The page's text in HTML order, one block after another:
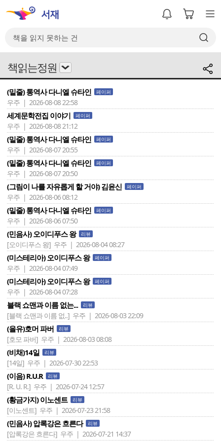
책읽는정원
(밑줄) 통역사 다니엘 슈타인 페이퍼
우주 | 2026-08-08 22:58
세계문학전집 이야기 페이퍼
우주 | 2026-08-08 21:12
(밑줄) 통역사 다니엘 슈타인 페이퍼
우주 | 2026-08-07 20:55
(밑줄) 통역사 다니엘 슈타인 페이퍼
우주 | 2026-08-07 20:50
(그림이 나를 자유롭게 할 거야) 김윤신 페이퍼
우주 | 2026-08-06 08:12
(밑줄) 통역사 다니엘 슈타인 페이퍼
우주 | 2026-08-06 07:50
(민음사) 오이디푸스 왕 리뷰
[오이디푸스 왕] 우주 | 2026-08-04 08:27
(미스테리아) 오이디푸스 왕 페이퍼
우주 | 2026-08-04 07:49
(미스테리아) 오이디푸스 왕 페이퍼
우주 | 2026-08-04 07:28
블랙 쇼맨과 이름 없는... 리뷰
[블랙 쇼맨과 이름 없..] 우주 | 2026-08-03 22:09
(을유)호머 파버 리뷰
[호모 파버] 우주 | 2026-08-03 08:08
(비채)14일 리뷰
[14일] 우주 | 2026-07-30 22:53
(이음) R.U.R 리뷰
[R. U. R.] 우주 | 2026-07-24 12:57
(황금가지) 이노센트 리뷰
[이노센트] 우주 | 2026-07-23 21:58
(민음사) 압록강은 흐른다 리뷰
[압록강은 흐른다] 우주 | 2026-07-21 14:37